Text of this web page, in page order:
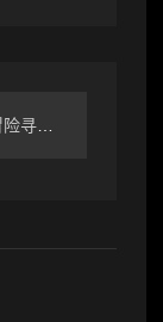
魔王【攻略】刺客《幽奈之子》浅攻略